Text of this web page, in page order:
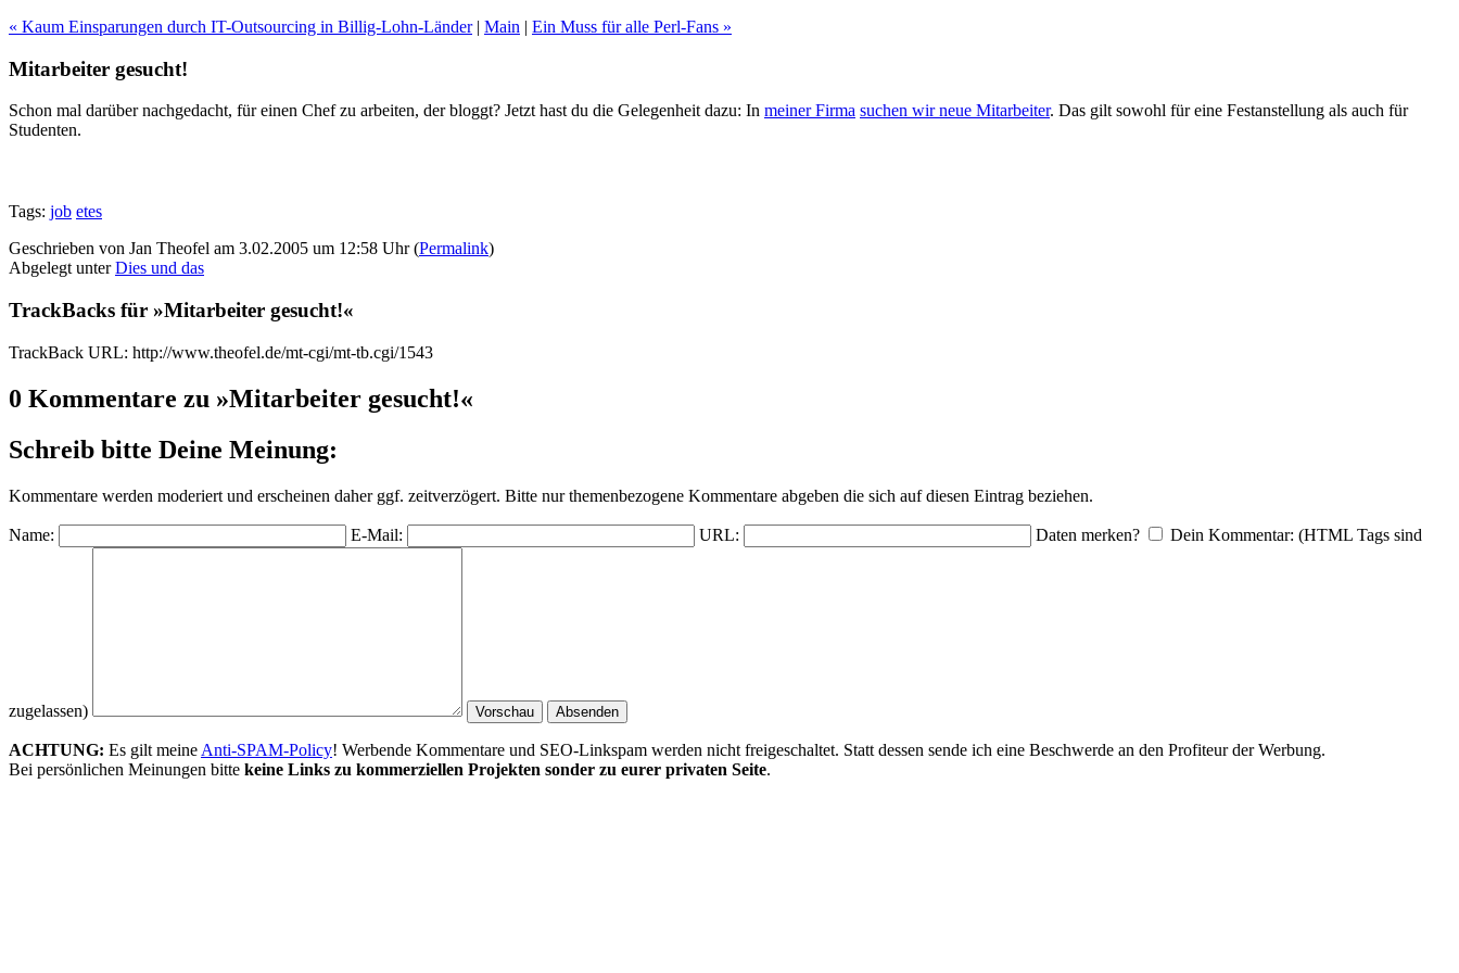
« Kaum Einsparungen durch IT-Outsourcing in Billig-Lohn-Länder| Main | Ein Muss für alle Perl-Fans »
Mitarbeiter gesucht!
Schon mal darüber nachgedacht, für einen Chef zu arbeiten, der bloggt? Jetzt hast du die Gelegenheit dazu: In meiner Firma suchen wir neue Mitarbeiter. Das gilt sowohl für eine Festanstellung als auch für
Studenten.
Tags: job etes
Geschrieben von Jan Theofel am 3.02.2005 um 12:58 Uhr (Permalink)
Abgelegt unterDies und das
TrackBacks für »Mitarbeiter gesucht!«
TrackBack URL: http://www.theofel.de/mt-cgi/mt-tb.cgi/1543
0 Kommentare zu »Mitarbeiter gesucht!«
Schreib bitte Deine Meinung:
Kommentare werden moderiert und erscheinen daher ggf. zeitverzögert. Bitte nur themenbezogene Kommentare abgeben die sich auf diesen Eintrag beziehen.
Name: E-Mail: URL: Daten merken? Dein Kommentar: (HTML Tags sind
zugelassen)
ACHTUNG: Es gilt meine Anti-SPAM-Policy! Werbende Kommentare und SEO-Linkspam werden nicht freigeschaltet. Statt dessen sende ich eine Beschwerde an den Profiteur der Werbung.
Bei persönlichen Meinungen bitte keine Links zu kommerziellen Projekten sonder zu eurer privaten Seite.